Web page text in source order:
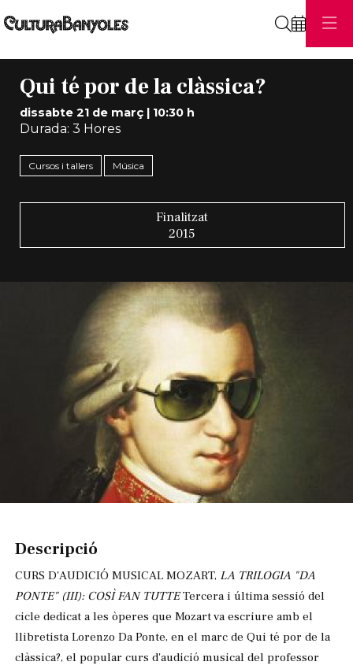
Qui té por de la clàssica?
dissabte 21 de març| 10:30 h
Durada: 3 Hores
Cursos i tallers Música
Finalitzat
2015
Descripció
CURS D'AUDICIÓ MUSICAL MOZART, LA TRILOGIA "DA
PONTE" (III): COSÌ FAN TUTTETercera i última sessió del
cicle dedicat a les òperes que Mozart va escriure amb el
llibretista Lorenzo Da Ponte, en el marc de Qui té por de la
clàssica?, el popular curs d'audició musical del professor